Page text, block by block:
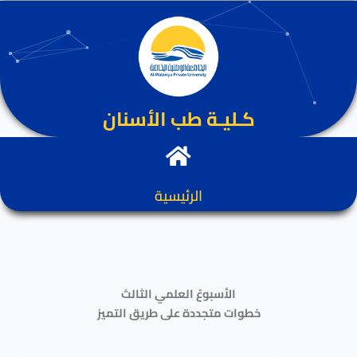
كـليـة طب الأسنان
الرئيسية
الأسبوعُ العلمي الثالث
خطوات متجددة على طريق التميز